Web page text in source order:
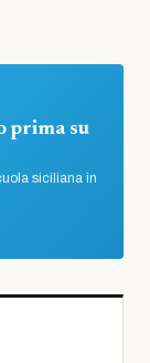
prima su
siciliana in